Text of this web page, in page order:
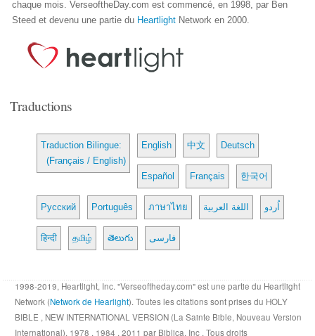
chaque mois. VerseoftheDay.com est commencé, en 1998, par Ben
Steed et devenu une partie du Heartlight Network en 2000.
Traductions
Traduction Bilingue:
(Français / English)
English 中文 Deutsch
Español Français 한국어
Русский Português ภาษาไทย اللغة العربية اُردو
हिन्दी தமிழ் తెలుగు فارسی
1998-2019, Heartlight, Inc. "Verseoftheday.com" est une partie du Heartlight
Network (Network de Hearlight). Toutes les citations sont prises du HOLY
BIBLE , NEW INTERNATIONAL VERSION (La Sainte Bible, Nouveau Version
International). 1978 , 1984 , 2011 par Biblica, Inc . Tous droits